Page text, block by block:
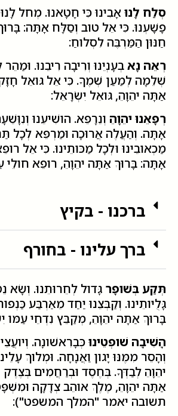
סְלַח לָנוּאָבִינוּ כִּי חָטָאנוּ. מְחל
פָשָׁעְנוּ. כִּי אֵל טוב וְסַלָּח אָתָּה:
חַנּוּן הַמַּרְבֶּה לִסְלוחַ:
רְאֵה נָאבְעָנְיֵנוּ וְרִיבָה רִיבֵנוּ.
שְׁלֵמָה לְמַעַן שְׁמֶךָ. כִּי אֵל גּואֵל
אַתָּה יהֵוָהֵ, גּואֵל יִשְׂרָאֵל:
רְפָאֵנוּ יהֵוָהֵ וְנֵרָפֵא. הושִׁיעֵנוּ
אָתָּה. וְהַעֲלֶה אֲרוּכָה וּמַרְפֵּא לְכָל
מַכְאובֵינוּ וּלְכָל מַכּותֵינוּ. כִּי אֵל
אָתָּה: בָּרוּךְ אַתָּה יהֵוָהֵ, רופֵא חולֵי
ברכנו - בקיץ
ברך עלינו - בחורף
תְּקַע בְּשׁופָר גָּדול לְחֵרוּתֵנוּ. וְשָׂא
גָּלֻיּותֵינוּ. וְקַבְּצֵנוּ יַחַד מֵאַרְבַּע
בָּרוּךְ אַתָּה יהֵוָהֵ, מְקַבֵּץ נִדְחֵי עַמּו
הָשִׁיבָה שׁופְטֵינוּכְּבָרִאשׁונָה.
וְהָסֵר מִמֶּנּוּ יָגון וַאֲנָחָה. וּמְלוךְ
יהֵוָהֵ לְבַדְּךָ. בְּחֶסֶד וּבְרַחֲמִים
אַתָּה יהֵוָהֵ, מֶלֶךְ אוהֵב צְדָקָה
תשובה יאמר "המלך המשפט"):